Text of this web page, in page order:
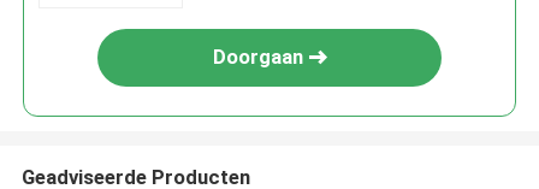
Doorgaan
Geadviseerde Producten